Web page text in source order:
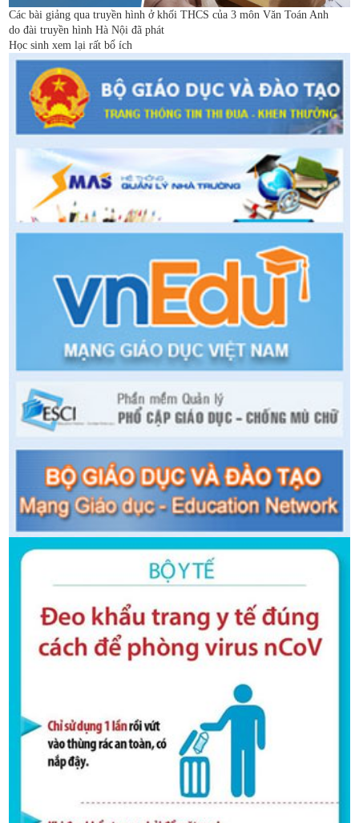
Các bài giảng qua truyền hình ở khối THCS của 3 môn Văn Toán Anh
do đài truyền hình Hà Nội đã phát
Học sinh xem lại rất bổ ích